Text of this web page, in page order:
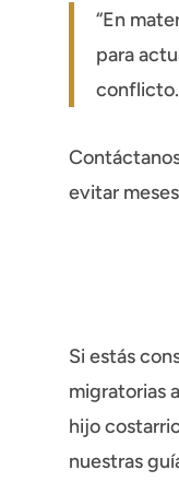
“En
para
evitar
Si estás
migratorias
hijo
nuestras